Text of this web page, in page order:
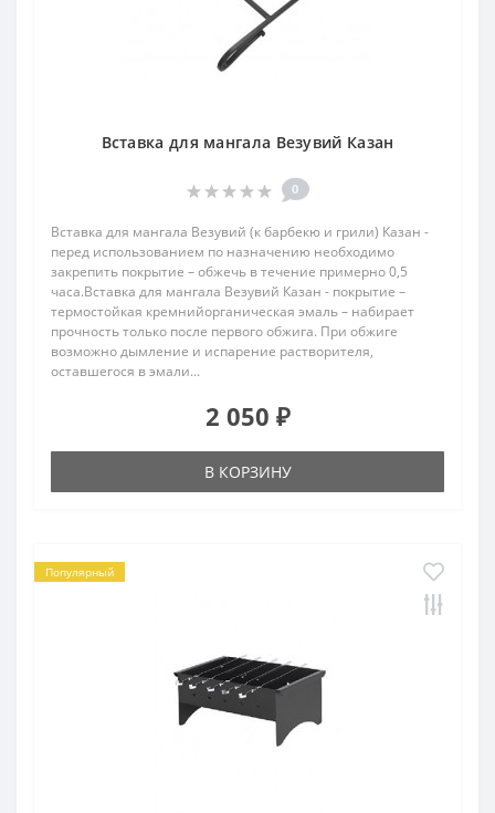
Вставка для мангала Везувий Казан
0
Вставка для мангала Везувий (к барбекю и грили) Казан -
перед использованием по назначению необходимо
закрепить покрытие – обжечь в течение примерно 0,5
часа.Вставка для мангала Везувий Казан - покрытие –
термостойкая кремнийорганическая эмаль – набирает
прочность только после первого обжига. При обжиге
возможно дымление и испарение растворителя,
оставшегося в эмали...
2 050 ₽
В КОРЗИНУ
Популярный